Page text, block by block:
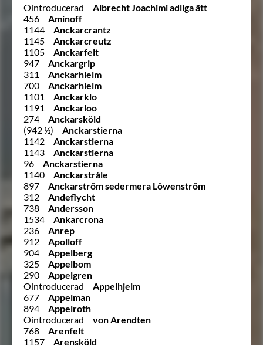
Ointroducerad
Albrecht Joachimi adliga ätt
456
Aminoff
1144
Anckarcrantz
1145
Anckarcreutz
1105
Anckarfelt
947
Anckargrip
311
Anckarhielm
700
Anckarhielm
1101
Anckarklo
1191
Anckarloo
274
Anckarsköld
(942 ½)
Anckarstierna
1142
Anckarstierna
1143
Anckarstierna
96
Anckarstierna
1140
Anckarstråle
897
Anckarström sedermera Löwenström
312
Andeflycht
738
Andersson
1534
Ankarcrona
236
Anrep
912
Apolloff
904
Appelberg
325
Appelbom
290
Appelgren
Ointroducerad
Appelhjelm
677
Appelman
894
Appelroth
Ointroducerad
von Arendten
768
Arenfelt
1157
Arensköld